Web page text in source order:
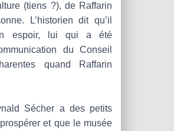
(tiens ?), de Raffarin
L’historien dit qu’il
espoir, lui qui a été
du Conseil
quand Raffarin
Sécher a des petits
et que le musée